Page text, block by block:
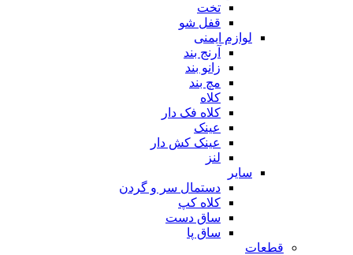
تخت
قفل شو
لوازم ایمنی
آرنج بند
زانو بند
مچ بند
کلاه
کلاه فک دار
عینک
عینک کش دار
لنز
سایر
دستمال سر و گردن
کلاه کپ
ساق دست
ساق پا
قطعات